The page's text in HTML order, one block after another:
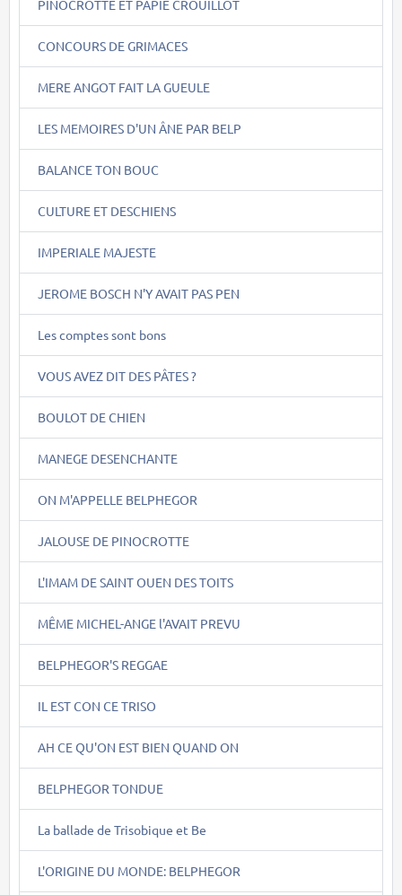
PINOCROTTE ET PAPIE CROUILLOT
CONCOURS DE GRIMACES
MERE ANGOT FAIT LA GUEULE
LES MEMOIRES D'UN ÂNE PAR BELP
BALANCE TON BOUC
CULTURE ET DESCHIENS
IMPERIALE MAJESTE
JEROME BOSCH N'Y AVAIT PAS PEN
Les comptes sont bons
VOUS AVEZ DIT DES PÂTES ?
BOULOT DE CHIEN
MANEGE DESENCHANTE
ON M'APPELLE BELPHEGOR
JALOUSE DE PINOCROTTE
L'IMAM DE SAINT OUEN DES TOITS
MÊME MICHEL-ANGE l'AVAIT PREVU
BELPHEGOR'S REGGAE
IL EST CON CE TRISO
AH CE QU'ON EST BIEN QUAND ON
BELPHEGOR TONDUE
La ballade de Trisobique et Be
L'ORIGINE DU MONDE: BELPHEGOR